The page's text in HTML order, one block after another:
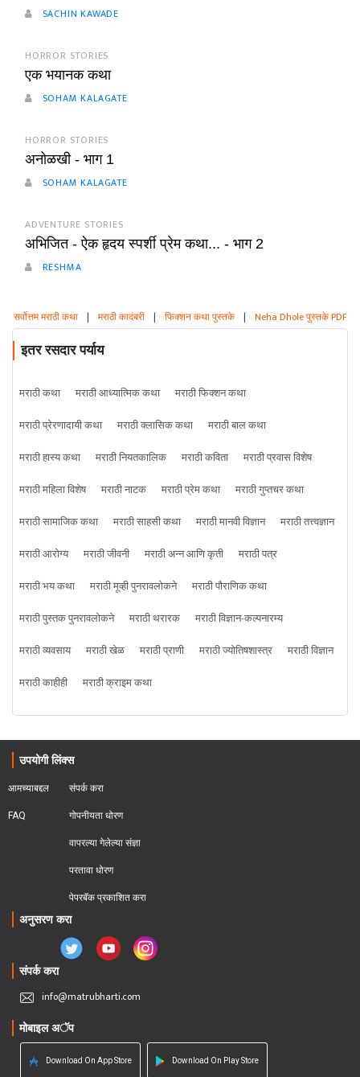
SACHIN KAWADE
HORROR STORIES
एक भयानक कथा
SOHAM KALAGATE
HORROR STORIES
अनोळखी - भाग 1
SOHAM KALAGATE
ADVENTURE STORIES
अभिजित - ऐक हृदय स्पर्शी प्रेम कथा... - भाग 2
RESHMA
सर्वोत्तम मराठी कथा | मराठी कादंबरी | फिक्शन कथा पुस्तके | Neha Dhole पुस्तके PDF
इतर रसदार पर्याय
मराठी कथा मराठी आध्यात्मिक कथा
मराठी फिक्शन कथा
मराठी प्रेरणादायी कथा
मराठी क्लासिक कथा
मराठी बाल कथा
मराठी हास्य कथा
मराठी नियतकालिक मराठी कविता
मराठी प्रवास विशेष
मराठी महिला विशेष
मराठी नाटक मराठी प्रेम कथा
मराठी गुप्तचर कथा
मराठी सामाजिक कथा
मराठी साहसी कथा मराठी मानवी विज्ञान
मराठी तत्त्वज्ञान
मराठी आरोग्य
मराठी जीवनी मराठी अन्न आणि कृती
मराठी पत्र
मराठी भय कथा
मराठी मूव्ही पुनरावलोकने
मराठी पौराणिक कथा
मराठी पुस्तक पुनरावलोकने
मराठी थरारक
मराठी विज्ञान-कल्पनारम्य
मराठी व्यवसाय
मराठी खेळ मराठी प्राणी मराठी ज्योतिषशास्त्र
मराठी विज्ञान
मराठी काहीही
मराठी क्राइम कथा
उपयोगी लिंक्स
आमच्याबद्दल
FAQ
संपर्क करा
गोपनीयता धोरण
वापरल्या गेलेल्या संज्ञा
परतावा धोरण
पेपरबॅक प्रकाशित करा
अनुसरण करा
संपर्क करा
info@matrubharti.com
मोबाइल अॅप
Download On App Store Download On Play Store